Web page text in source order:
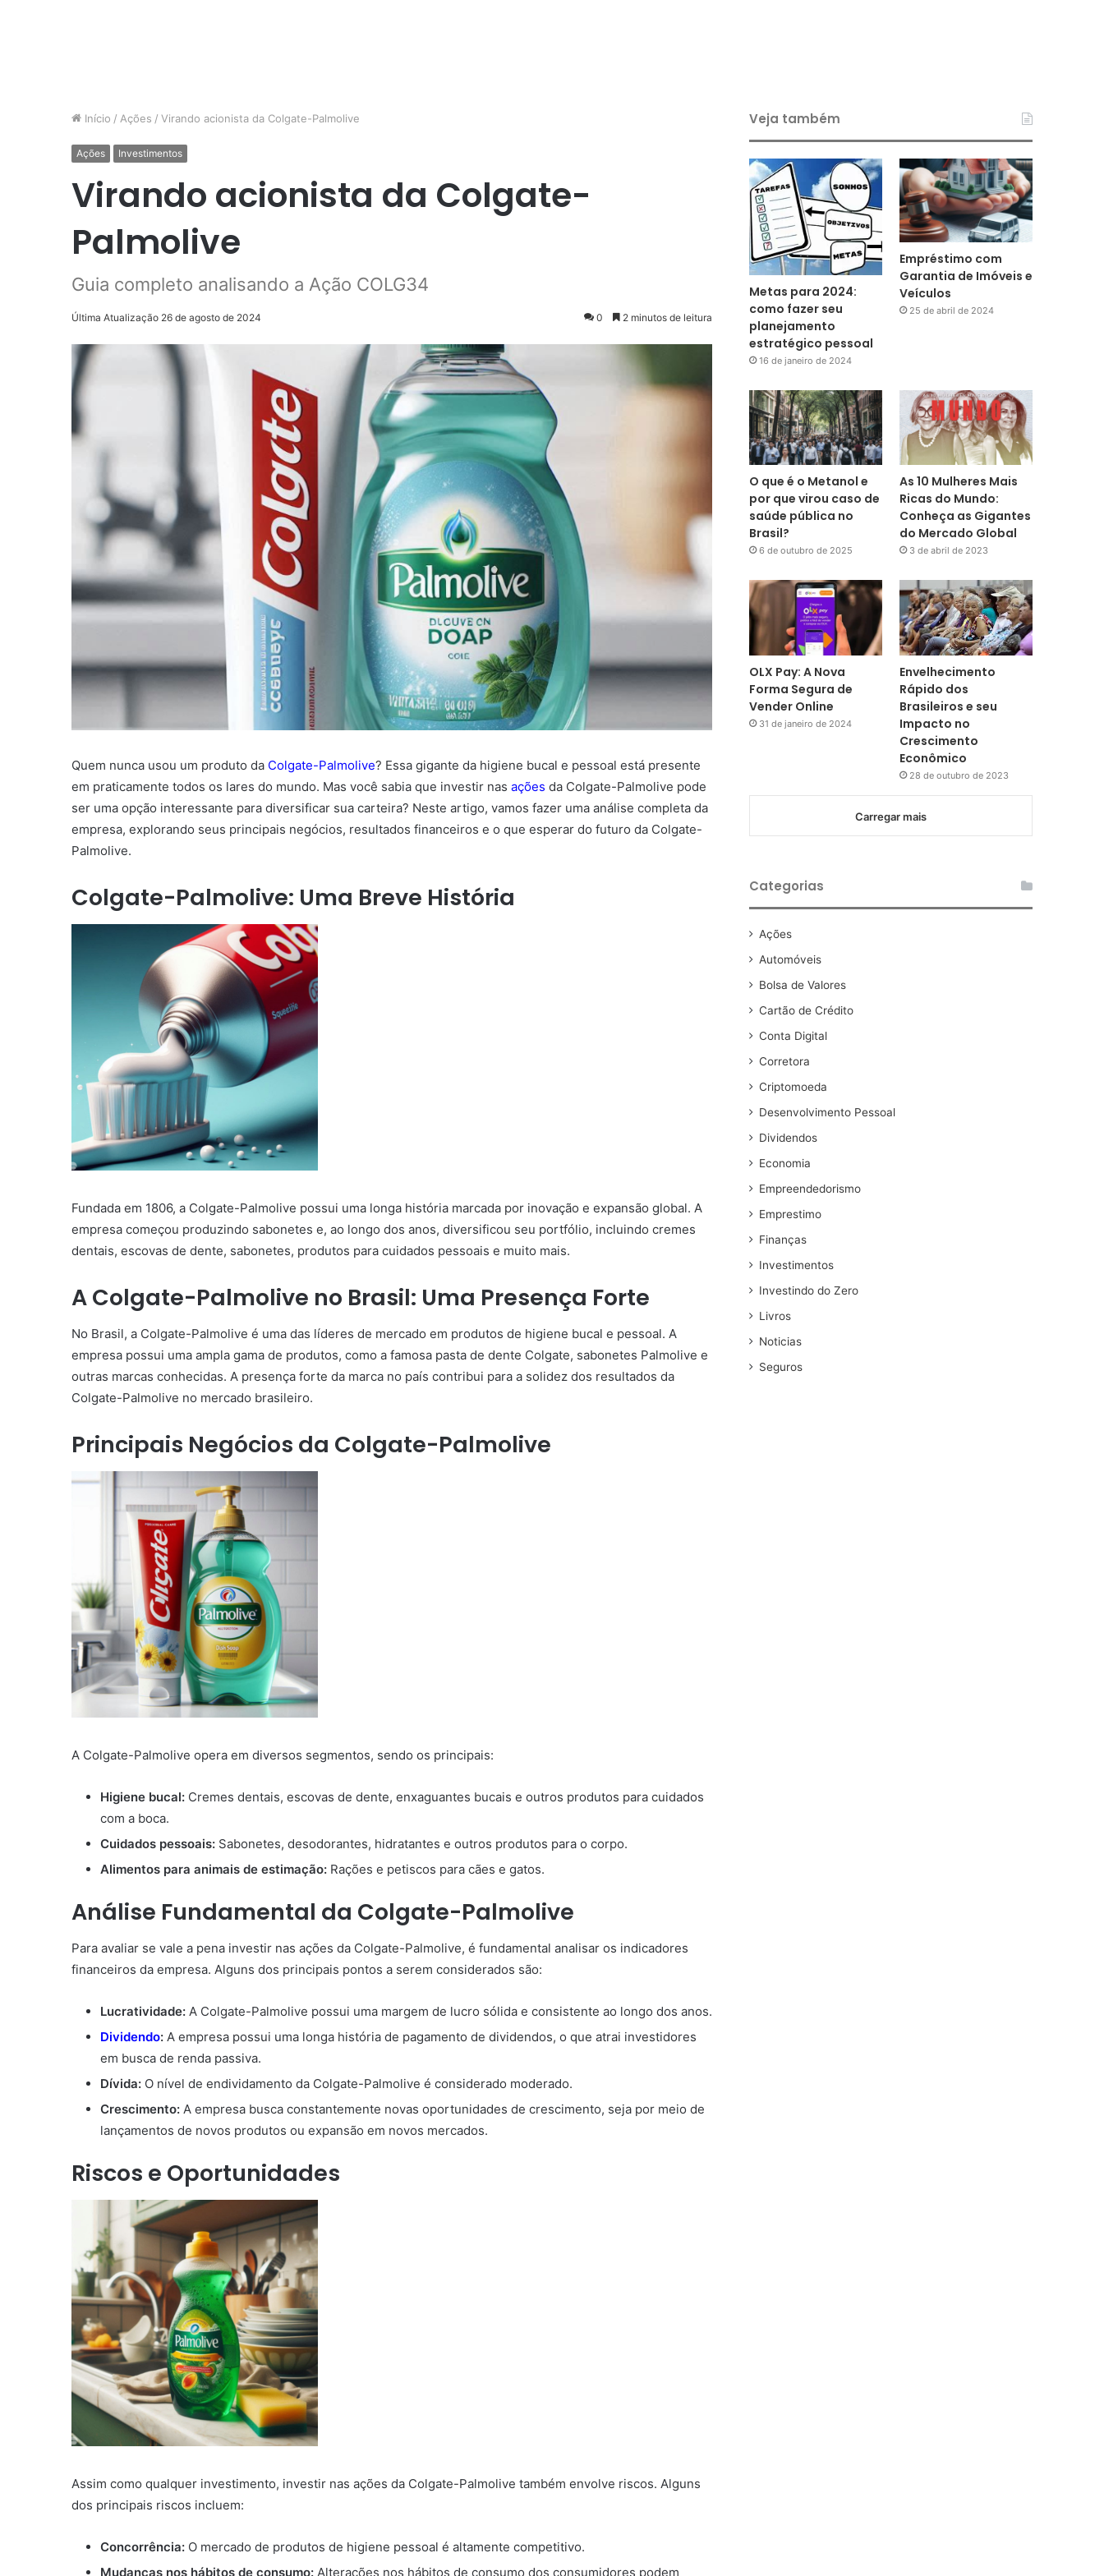
Início / Ações / Virando acionista da Colgate-Palmolive
Ações Investimentos
Virando acionista da Colgate-
Palmolive
Guia completo analisando a Ação COLG34
Última Atualização 26 de agosto de 2024 0 2 minutos de leitura
Quem nunca usou um produto da Colgate-Palmolive? Essa gigante da higiene bucal e pessoal está presente
em praticamente todos os lares do mundo. Mas você sabia que investir nas ações da Colgate-Palmolive pode
ser uma opção interessante para diversificar sua carteira? Neste artigo, vamos fazer uma análise completa da
empresa, explorando seus principais negócios, resultados financeiros e o que esperar do futuro da Colgate-
Palmolive.
Colgate-Palmolive: Uma Breve História
Fundada em 1806, a Colgate-Palmolive possui uma longa história marcada por inovação e expansão global. A
empresa começou produzindo sabonetes e, ao longo dos anos, diversificou seu portfólio, incluindo cremes
dentais, escovas de dente, sabonetes, produtos para cuidados pessoais e muito mais.
A Colgate-Palmolive no Brasil: Uma Presença Forte
No Brasil, a Colgate-Palmolive é uma das líderes de mercado em produtos de higiene bucal e pessoal. A
empresa possui uma ampla gama de produtos, como a famosa pasta de dente Colgate, sabonetes Palmolive e
outras marcas conhecidas. A presença forte da marca no país contribui para a solidez dos resultados da
Colgate-Palmolive no mercado brasileiro.
Principais Negócios da Colgate-Palmolive
A Colgate-Palmolive opera em diversos segmentos, sendo os principais:
Higiene bucal: Cremes dentais, escovas de dente, enxaguantes bucais e outros produtos para cuidados
com a boca.
Cuidados pessoais: Sabonetes, desodorantes, hidratantes e outros produtos para o corpo.
Alimentos para animais de estimação: Rações e petiscos para cães e gatos.
Análise Fundamental da Colgate-Palmolive
Para avaliar se vale a pena investir nas ações da Colgate-Palmolive, é fundamental analisar os indicadores
financeiros da empresa. Alguns dos principais pontos a serem considerados são:
Lucratividade: A Colgate-Palmolive possui uma margem de lucro sólida e consistente ao longo dos anos.
Dividendo: A empresa possui uma longa história de pagamento de dividendos, o que atrai investidores
em busca de renda passiva.
Dívida: O nível de endividamento da Colgate-Palmolive é considerado moderado.
Crescimento: A empresa busca constantemente novas oportunidades de crescimento, seja por meio de
lançamentos de novos produtos ou expansão em novos mercados.
Riscos e Oportunidades
Assim como qualquer investimento, investir nas ações da Colgate-Palmolive também envolve riscos. Alguns
dos principais riscos incluem:
Concorrência: O mercado de produtos de higiene pessoal é altamente competitivo.
Mudanças nos hábitos de consumo: Alterações nos hábitos de consumo dos consumidores podem
Veja também
Metas para 2024:
como fazer seu
planejamento
estratégico pessoal
16 de janeiro de 2024
Empréstimo com
Garantia de Imóveis e
Veículos
25 de abril de 2024
O que é o Metanol e
por que virou caso de
saúde pública no
Brasil?
6 de outubro de 2025
As 10 Mulheres Mais
Ricas do Mundo:
Conheça as Gigantes
do Mercado Global
3 de abril de 2023
OLX Pay: A Nova
Forma Segura de
Vender Online
31 de janeiro de 2024
Envelhecimento
Rápido dos
Brasileiros e seu
Impacto no
Crescimento
Econômico
28 de outubro de 2023
Carregar mais
Categorias
Ações
Automóveis
Bolsa de Valores
Cartão de Crédito
Conta Digital
Corretora
Criptomoeda
Desenvolvimento Pessoal
Dividendos
Economia
Empreendedorismo
Emprestimo
Finanças
Investimentos
Investindo do Zero
Livros
Noticias
Seguros